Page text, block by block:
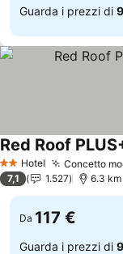
Guarda i prezzi di
2 StelleHotel Concetto
Red Roof
7,1 1.527 6.3
Da 117 €
Guarda i prezzi di